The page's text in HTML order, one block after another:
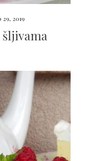
29, 2019